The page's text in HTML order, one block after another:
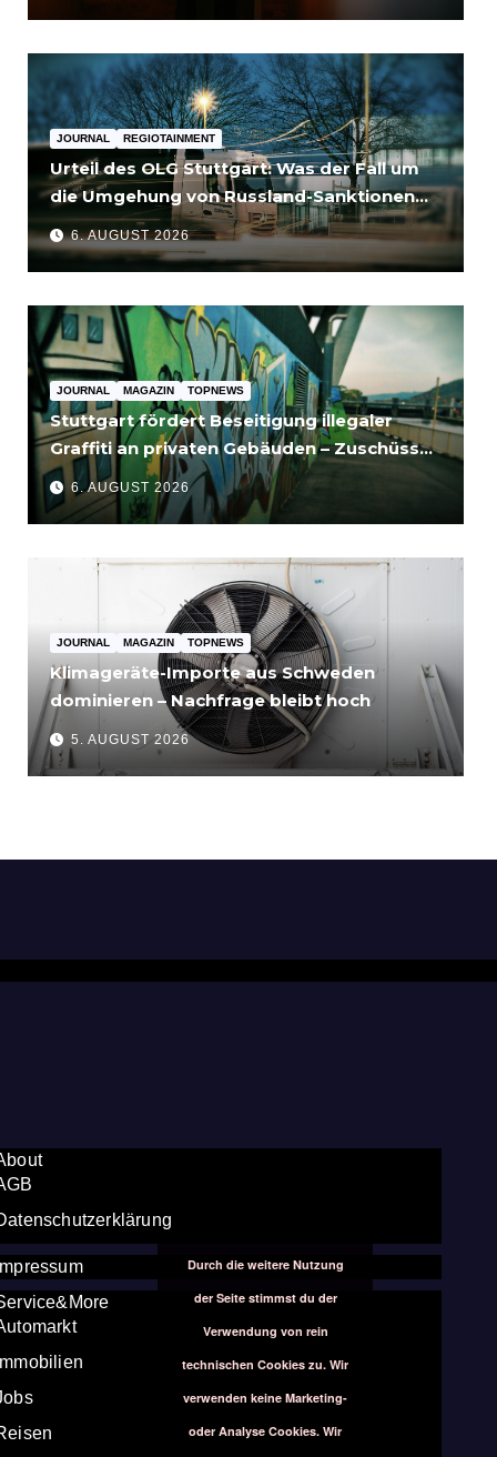
JOURNAL REGIOTAINMENT
Urteil des OLG Stuttgart: Was der Fall um
die Umgehung von Russland-Sanktionen
für Unternehmen bedeutet
6. AUGUST 2026
JOURNAL MAGAZIN TOPNEWS
Stuttgart fördert Beseitigung illegaler
Graffiti an privaten Gebäuden – Zuschüsse
bis 3.500 Euro
6. AUGUST 2026
JOURNAL MAGAZIN TOPNEWS
Klimageräte-Importe aus Schweden
dominieren – Nachfrage bleibt hoch
5. AUGUST 2026
Durch die weitere Nutzung
der Seite stimmst du der
Verwendung von rein
technischen Cookies zu. Wir
verwenden keine Marketing-
oder Analyse Cookies. Wir